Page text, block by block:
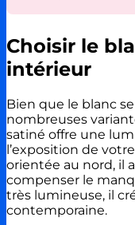
Choisir le
intérieur
Bien que le blanc
nombreuses
satiné offre une
l’exposition de
orientée au nord, il
compenser le
très lumineuse, il
contemporaine.